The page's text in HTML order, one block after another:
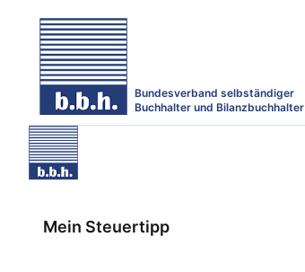
Bundesverband selbständiger
Buchhalter und Bilanzbuchhalter
Mein Steuertipp